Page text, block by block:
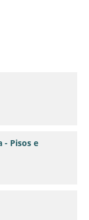
- Pisos e